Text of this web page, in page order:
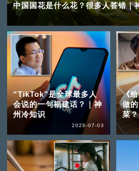
中国国花是什么花？很多人答错｜
“TikTok”是全球最多人
会说的一句福建话？｜神
州冷知识
2026-07-03
《
做
菜